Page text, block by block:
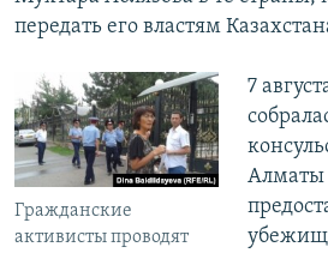
передать его властям
Гражданские
активисты проводят
7
Алматы